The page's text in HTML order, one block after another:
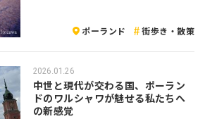
ポーランド 街歩き・散策
2026.01.26
中世と現代が交わる国、ポーラン
ドのワルシャワが魅せる私たちへ
の新感覚